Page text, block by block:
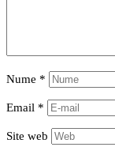
Nume *
Email *
Site web